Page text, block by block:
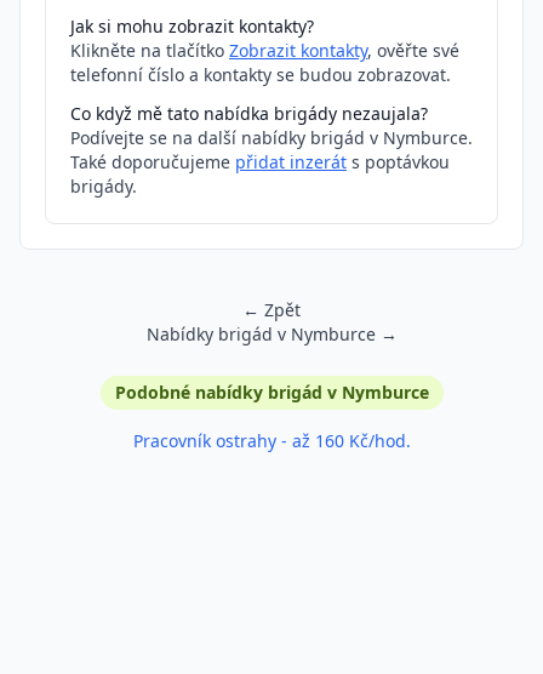
Jak si mohu zobrazit kontakty?
Klikněte na tlačítko Zobrazit kontakty, ověřte své
telefonní číslo a kontakty se budou zobrazovat.
Co když mě tato nabídka brigády nezaujala?
Podívejte se na další nabídky brigád v Nymburce.
Také doporučujeme přidat inzerát s poptávkou
brigády.
← Zpět
Nabídky brigád v Nymburce →
Podobné inzerátyPodobné nabídky brigád v Nymburce
Pracovník ostrahy - až 160 Kč/hod.